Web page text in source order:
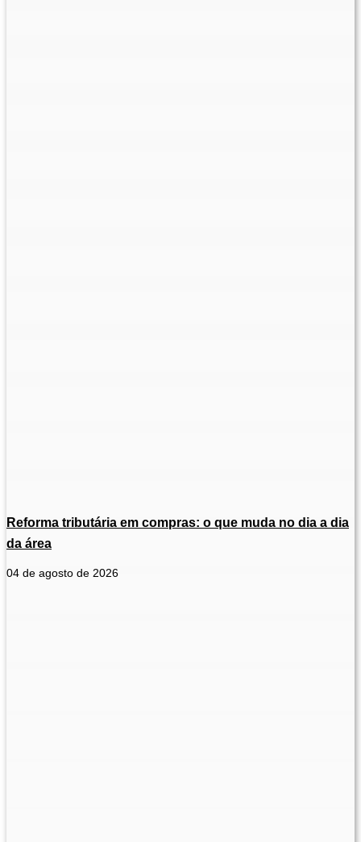
Reforma tributária em compras: o que muda no dia a dia
da área
04 de agosto de 2026